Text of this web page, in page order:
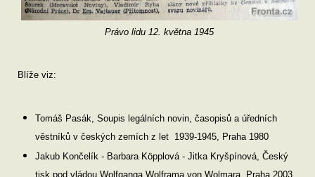
Právo lidu 12. května 1945
Blíže viz:
Tomáš Pasák, Soupis legálních novin, časopisů a úředních
věstníků v českých zemích z let 1939-1945, Praha 1980
Jakub Končelík - Barbara Köpplová - Jitka Kryšpínová, Český
tisk pod vládou Wolfganga Wolframa von Wolmara, Praha 2003